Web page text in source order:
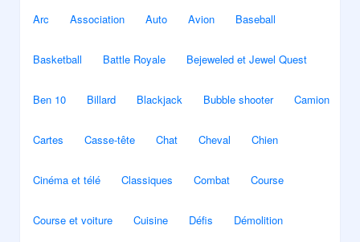
Arc Association Auto Avion Baseball
Basketball Battle Royale Bejeweled et Jewel Quest
Ben 10 Billard Blackjack Bubble shooter Camion
Cartes Casse-tête Chat Cheval Chien
Cinéma et télé Classiques Combat Course
Course et voiture Cuisine Défis Démolition